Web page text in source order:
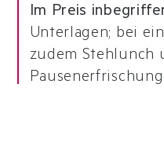
Im Preis
Unterlagen; bei
zudem Stehlunch